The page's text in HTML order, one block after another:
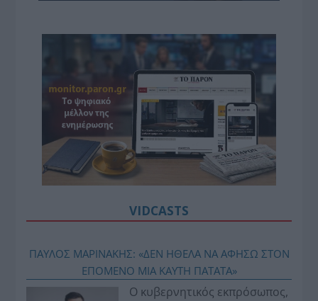
VIDCASTS
ΠΑΥΛΟΣ ΜΑΡΙΝΑΚΗΣ: «ΔΕΝ ΗΘΕΛΑ ΝΑ ΑΦΗΣΩ ΣΤΟΝ
ΕΠΟΜΕΝΟ ΜΙΑ ΚΑΥΤΗ ΠΑΤΑΤΑ»
Ο κυβερνητικός εκπρόσωπος,